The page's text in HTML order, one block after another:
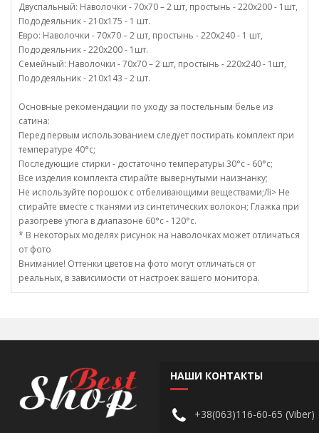
Двуспальный: Наволочки - 70х70 – 2 шт, простынь - 220х200 - 1шт,
Пододеяльник - 210х175 - 1 шт.
Евро: Наволочки - 70х70 – 2 шт, простынь - 220х240 - 1 шт,
Пододеяльник - 220х200 - 1шт.
Семейный: Наволочки - 70х70 – 2 шт, простынь - 220х240 - 1шт,
Пододеяльник - 210х143 - 2 шт.
Основные рекомендации по уходу за постельным белье из
сатина:
Перед первым использованием следует постирать комплект при
температуре 40°c;
Последующие стирки - достаточно температуры 30°c - 60°c;
Все изделия комплекта стирайте вывернутыми наизнанку;
Не используйте порошок с отбеливающими веществами;/li> Не
стирайте вместе с тканями из синтетических волокон; Глажка при
разогреве утюга в диапазоне 60°c - 120°c.
* В некоторых моделях рисунок на наволочках может отличаться
от фото
Внимание! Оттенки цветов на фото могут отличаться от
реальных, в зависимости от настроек вашего монитора.
НАШИ КОНТАКТЫ
+38(063)116-60-65 (Viber)